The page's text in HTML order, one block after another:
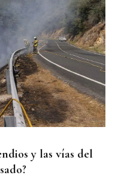
y las vías del